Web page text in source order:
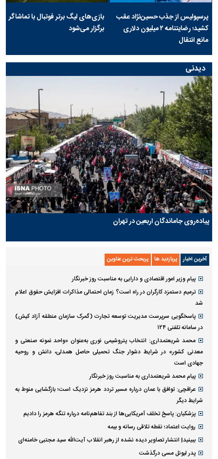
پرسپولیس از جذب حسین‌نژاد عقب
کشید؛ رضایتنامه ۲ میلیون دلاری
مانع انتقال
بازی‌های لیگ برتر فوتبال با تماشاگر
برگزار می‌شود
دیدنی
پیاده‌روی جاماندگان اربعین در تهران
آخرین اخبار پربازدید ها پربحث ترین عناوین
پیام وزیر امور اقتصادی و دارایی به مناسبت روز خبرنگار
ترمیم دستمزد کارگران در راه است؟ زمان احتمالی مذاکرات افزایش حقوق اعلام
شد
پاسخگویی سرپرست مدیریت توسعه تجارت (گمرک سازمان منطقه آزاد کیش)
در سامانه تلفنی ۱۲۴
محمد شریعتمداری: انتخاب پتروشیمی نوری به‌عنوان «واحد نمونه صنعتی و
معدنی کشور» در شرایط دشوار جنگ تحمیلی حاصل همدلی، دانش و روحیه
جهادی است
پیام محمد شریعتمداری به مناسبت روز خبرنگار
عراقچی: توافق با عمان درباره مسیر تردد هرمز نزدیک است؛ بازگشایی منوط به
شرایط دیگر
پزشکیان: پاسخ تخلف آمریکایی‌ها از بند تفاهم‌نامه درباره تنگه هرمز را دادیم
روایت اعتماد؛ نقطه تلاقی رسانه و بیمه
ببینید| انتشار تصاویر دیده نشده از رهبر انقلاب آیت‌الله سید مجتبی خامنه‌ای
پدر لیونل مسی درگذشت